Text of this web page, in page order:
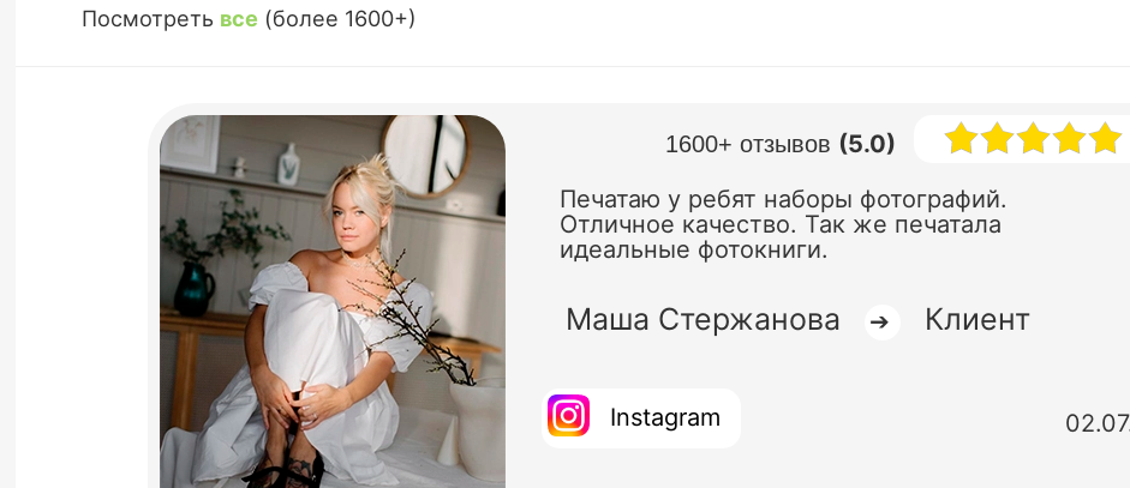
Посмотреть все (более 1600+)
1600+ отзывов (5.0)
Печатаю у ребят наборы фотографий.
Отличное качество. Так же печатала
идеальные фотокниги.
Маша Стержанова ➔ Клиент
Instagram